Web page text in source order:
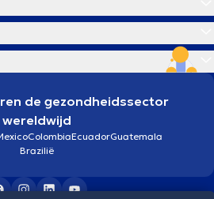
de gezondheidssector
wereldwijd
ColombiaEcuadorGuatemala
Brazilië